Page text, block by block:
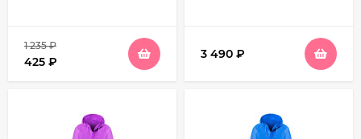
1 235₽
425 ₽
3 490 ₽